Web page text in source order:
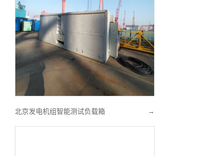
→
北京发电机组智能测试负载箱